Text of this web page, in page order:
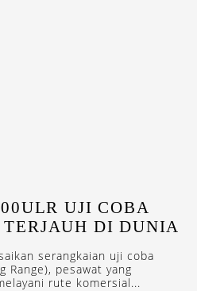
UJI COBA
DI DUNIA
serangkaian uji coba
Range), pesawat yang
rute komersial...